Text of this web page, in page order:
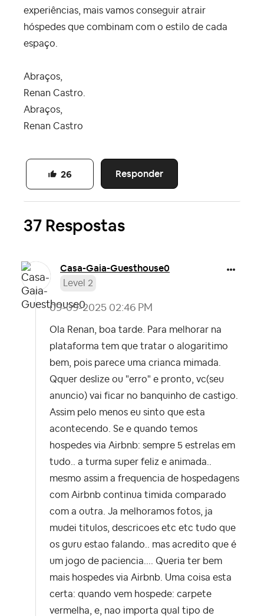
experiências, mais vamos conseguir atrair
hóspedes que combinam com o estilo de cada
espaço.
Abraços,
Renan Castro.
Abraços,
Renan Castro
Responder
26
37 Respostas
Casa-Gaia-Guesthouse0
Level 2
‎09-09-2025 02:46 PM
Ola Renan, boa tarde. Para melhorar na
plataforma tem que tratar o alogaritimo
bem, pois parece uma crianca mimada.
Qquer deslize ou "erro" e pronto, vc(seu
anuncio) vai ficar no banquinho de castigo.
Assim pelo menos eu sinto que esta
acontecendo. Se e quando temos
hospedes via Airbnb: sempre 5 estrelas em
tudo.. a turma super feliz e animada..
mesmo assim a frequencia de hospedagens
com Airbnb continua timida comparado
com a outra. Ja melhoramos fotos, ja
mudei titulos, descricoes etc etc tudo que
os guru estao falando.. mas acredito que é
um jogo de paciencia.... Queria ter bem
mais hospedes via Airbnb. Uma coisa esta
certa: quando vem hospede: carpete
vermelha, e, nao importa qual tipo de